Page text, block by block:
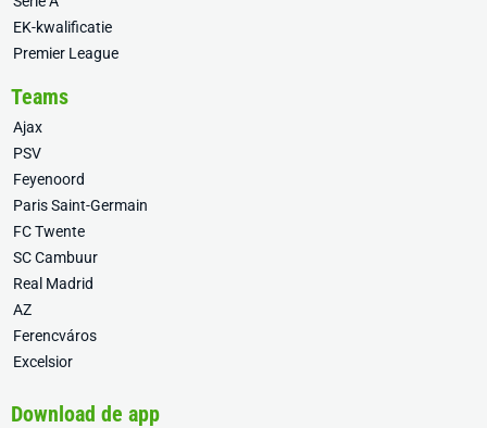
EK-kwalificatie
Premier League
Teams
Ajax
PSV
Feyenoord
Paris Saint-Germain
FC Twente
SC Cambuur
Real Madrid
AZ
Ferencváros
Excelsior
Download de app